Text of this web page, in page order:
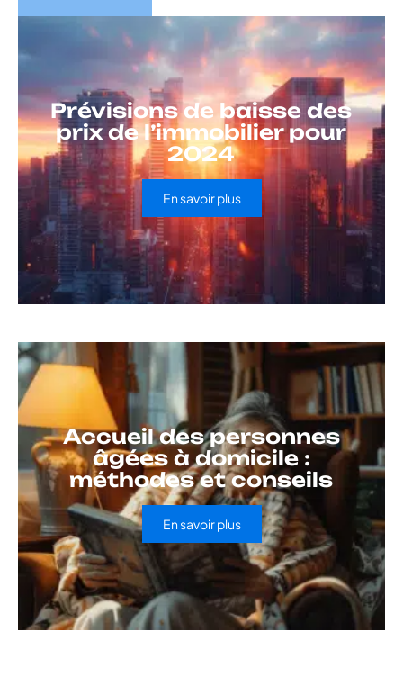
Prévisions de baisse des
prix de l’immobilier pour
2024
En savoir plus
Accueil des personnes
âgées à domicile :
méthodes et conseils
En savoir plus